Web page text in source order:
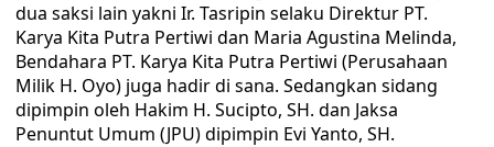
dua saksi lain yakni Ir. Tasripin selaku Direktur PT.
Karya Kita Putra Pertiwi dan Maria Agustina Melinda,
Bendahara PT. Karya Kita Putra Pertiwi (Perusahaan
Milik H. Oyo) juga hadir di sana. Sedangkan sidang
dipimpin oleh Hakim H. Sucipto, SH. dan Jaksa
Penuntut Umum (JPU) dipimpin Evi Yanto, SH.